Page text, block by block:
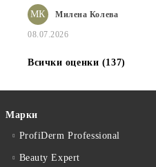
МК Милена Колева
08.07.2026
Всички оценки (137)
Марки
ProfiDerm Professional
Beauty Expert